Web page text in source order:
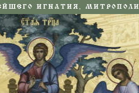
ИГНАТИЯ,